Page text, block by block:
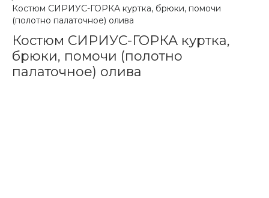
Костюм СИРИУС-ГОРКА куртка, брюки, помочи
(полотно палаточное) олива
Костюм СИРИУС-ГОРКА куртка,
брюки, помочи (полотно
палаточное) олива